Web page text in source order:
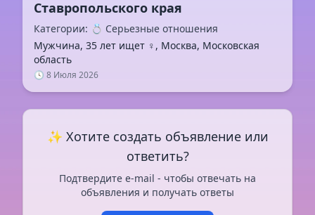
Категории: 💍 Серьезные отношения
Мужчина, 35 лет ищет ♀️, Москва, Московская
область
🕓 8 Июля 2026
✨ Хотите создать объявление или
ответить?
Подтвердите e-mail - чтобы отвечать на
объявления и получать ответы